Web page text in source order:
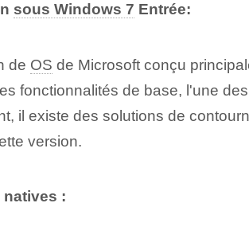
sous Windows 7 Entrée:
de OS de Microsoft conçu
fonctionnalités de base, l'une
il existe des solutions de
version.
: